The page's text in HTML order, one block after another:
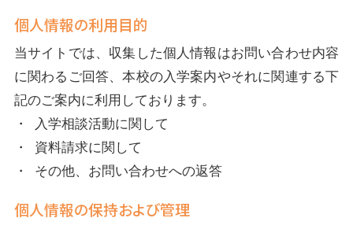
個人情報の利用目的
当サイトでは、収集した個人情報はお問い合わせ内容
に関わるご回答、本校の入学案内やそれに関連する下
記のご案内に利用しております。
・ 入学相談活動に関して
・ 資料請求に関して
・ その他、お問い合わせへの返答
個人情報の保持および管理